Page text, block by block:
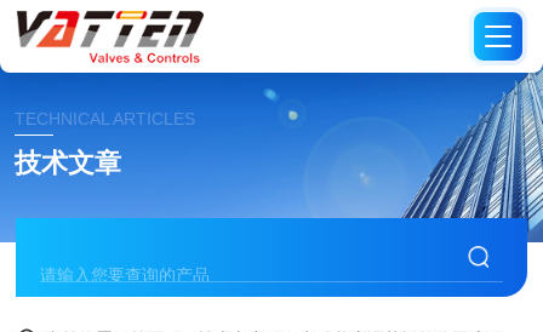
TECHNICAL ARTICLES
技术文章